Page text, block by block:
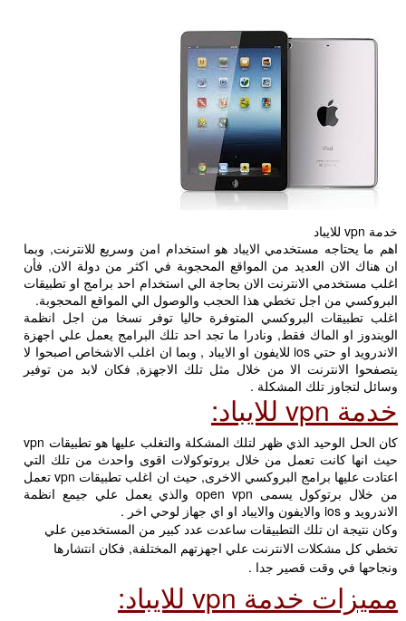
خدمة vpn للايباد
اهم ما يحتاجه مستخدمي الايباد هو استخدام امن وسريع للانترنت, وبما
ان هناك الان العديد من المواقع المحجوبة في اكثر من دولة الان, فأن
اغلب مستخدمي الانترنت الان بحاجة الي استخدام احد برامج او تطبيقات
البروكسي من اجل تخطي هذا الحجب والوصول الي المواقع المحجوبة.
اغلب تطبيقات البروكسي المتوفرة حاليا توفر نسخا من اجل انظمة
الويندوز او الماك فقط, ونادرا ما تجد احد تلك البرامج يعمل علي اجهزة
الاندرويد او حتي ios للايفون او الايباد , وبما ان اغلب الاشخاص اصبحوا لا
يتصفحوا الانترنت الا من خلال مثل تلك الاجهزة, فكان لابد من توفير
وسائل لتجاوز تلك المشكلة .
خدمة vpn للايباد:
كان الحل الوحيد الذي ظهر لتلك المشكلة والتغلب عليها هو تطبيقات vpn
حيث انها كانت تعمل من خلال بروتوكولات اقوى واحدث من تلك التي
اعتادت عليها برامج البروكسي الاخرى, حيث ان اغلب تطبيقات vpn تعمل
من خلال برتوكول يسمى open vpn والذي يعمل علي جيمع انظمة
الاندرويد و ios والايفون والايباد او اي جهاز لوحي اخر .
وكان نتيجة ان تلك التطبيقات ساعدت عدد كبير من المستخدمين علي
تخطي كل مشكلات الانترنت علي اجهزتهم المختلفة, فكان انتشارها
ونجاحها في وقت قصير جدا .
مميزات خدمة vpn للايباد: